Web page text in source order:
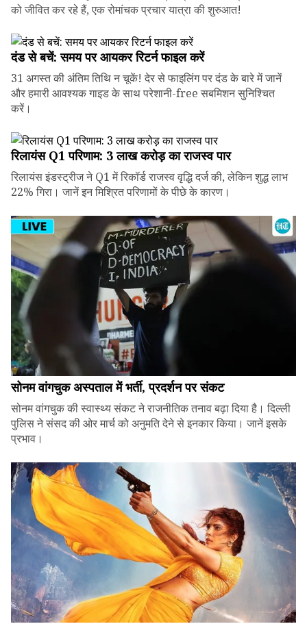
को जीवित कर रहे हैं, एक रोमांचक प्रचार यात्रा की शुरुआत!
दंड से बचें: समय पर आयकर रिटर्न फाइल करें
31 अगस्त की अंतिम तिथि न चूकें! देर से फाइलिंग पर दंड के बारे में जानें
और हमारी आवश्यक गाइड के साथ परेशानी-free सबमिशन सुनिश्चित
करें।
रिलायंस Q1 परिणाम: ₹3 लाख करोड़ का राजस्व पार
रिलायंस इंडस्ट्रीज ने Q1 में रिकॉर्ड राजस्व वृद्धि दर्ज की, लेकिन शुद्ध लाभ
22% गिरा। जानें इन मिश्रित परिणामों के पीछे के कारण।
सोनम वांगचुक अस्पताल में भर्ती, प्रदर्शन पर संकट
सोनम वांगचुक की स्वास्थ्य संकट ने राजनीतिक तनाव बढ़ा दिया है। दिल्ली
पुलिस ने संसद की ओर मार्च को अनुमति देने से इनकार किया। जानें इसके
प्रभाव।